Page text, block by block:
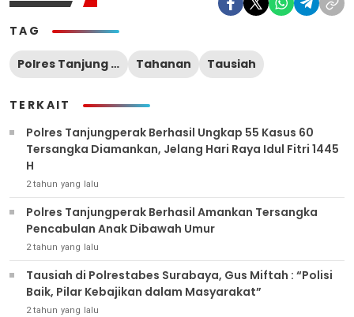
TAG
Polres Tanjung Perak Tahanan Tausiah
TERKAIT
Polres Tanjungperak Berhasil Ungkap 55 Kasus 60
Tersangka Diamankan, Jelang Hari Raya Idul Fitri 1445
H
2 tahun yang lalu
Polres Tanjungperak Berhasil Amankan Tersangka
Pencabulan Anak Dibawah Umur
2 tahun yang lalu
Tausiah di Polrestabes Surabaya, Gus Miftah : “Polisi
Baik, Pilar Kebajikan dalam Masyarakat”
2 tahun yang lalu